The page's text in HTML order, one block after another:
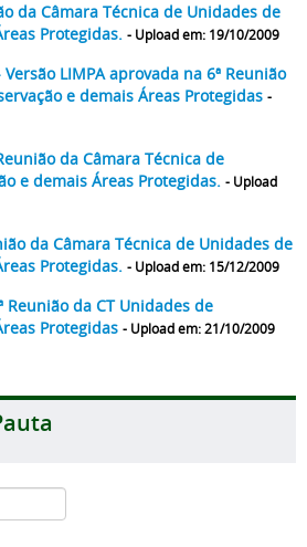
da Câmara Técnica de Unidades de
Protegidas. - Upload em: 19/10/2009
LIMPA aprovada na 6ª Reunião
e demais Áreas Protegidas -
da Câmara Técnica de
e demais Áreas Protegidas. - Upload
da Câmara Técnica de Unidades de
Protegidas. - Upload em: 15/12/2009
Reunião da CT Unidades de
Protegidas - Upload em: 21/10/2009